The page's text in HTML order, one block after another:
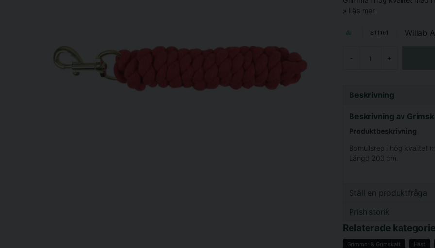
Läs mer
811161 Willab
- +
Beskrivning
Beskrivning av
Produktbeskrivning
Bomullsrep i hög kvalitet
Längd 200 cm.
Ställ en produktfråga
question
Prishistorik
Relaterade
Grimmor & Grimskaft Häst